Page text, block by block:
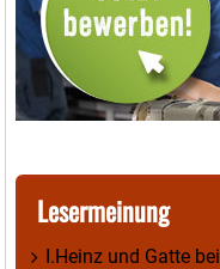
Lesermeinung
I.Heinz und Gatte bei